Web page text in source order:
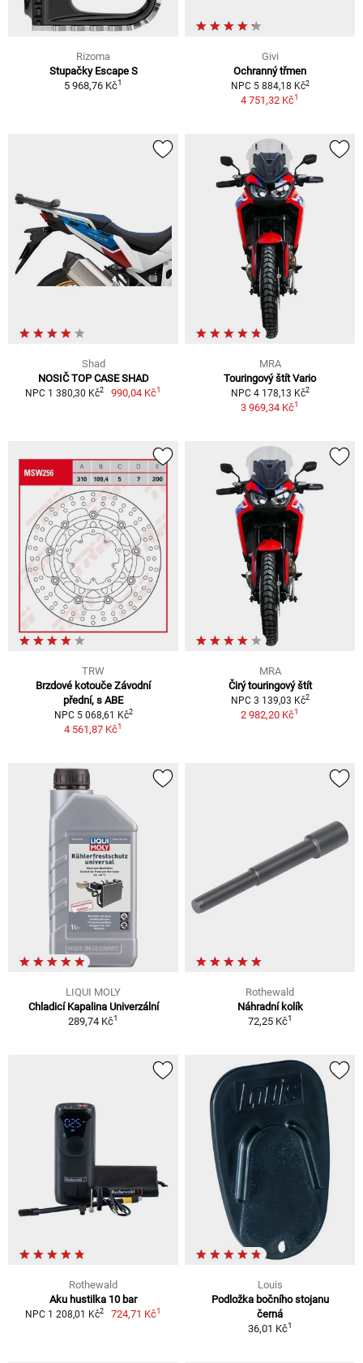
Rizoma
Stupačky Escape S
5 968,76 Kč1
Givi
Ochranný třmen
NPC 5 884,18 Kč2
4 751,32 Kč1
Shad
NOSIČ TOP CASE SHAD
NPC 1 380,30 Kč2 990,04 Kč1
MRA
Touringový štít Vario
NPC 4 178,13 Kč2
3 969,34 Kč1
TRW
Brzdové kotouče Závodní
přední, s ABE
NPC 5 068,61 Kč2
4 561,87 Kč1
MRA
Čirý touringový štít
NPC 3 139,03 Kč2
2 982,20 Kč1
LIQUI MOLY
Chladicí Kapalina Univerzální
289,74 Kč1
Rothewald
Náhradní kolík
72,25 Kč1
Rothewald
Aku hustilka 10 bar
NPC 1 208,01 Kč2 724,71 Kč1
Louis
Podložka bočního stojanu
černá
36,01 Kč1